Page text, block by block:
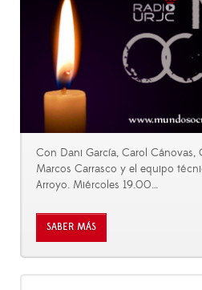
Con Dani García, Carol Cánovas,
Marcos Carrasco y el equipo
Arroyo. Miércoles 19.00…
SABER MÁS